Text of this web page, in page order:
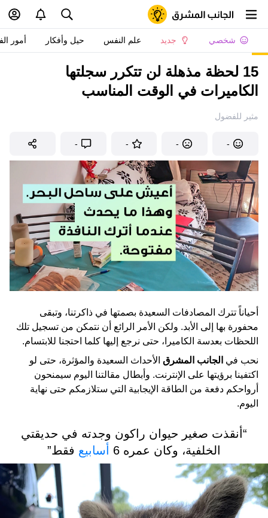
شخصي جديد علم النفس حيل وأفكار أمور
15 لحظة مذهلة لن تتكرر سجلتها
الكاميرات في الوقت المناسب
مثير للفضول
-
-
-
-
أحياناً تترك المصادفات السعيدة بصمتها في ذاكرتنا، وتبقى
محفورة بها إلى الأبد. ولكن الأمر الرائع أن نتمكن من تسجيل تلك
اللحظات بعدسة الكاميرا، حتى نرجع إليها كلما احتجنا للابتسام.
نحب في الجانب المشرق الأحداث السعيدة والمؤثرة، حتى لو
اكتفينا برؤيتها على الإنترنت. وأبطال مقالتنا اليوم سيمنحون
أرواحكم دفعة من الطاقة الإيجابية التي ستلازمكم حتى نهاية
اليوم.
“أنقذت صغير حيوان راكون وجدته في حديقتي
الخلفية، وكان عمره 6
أسابيع فقط”